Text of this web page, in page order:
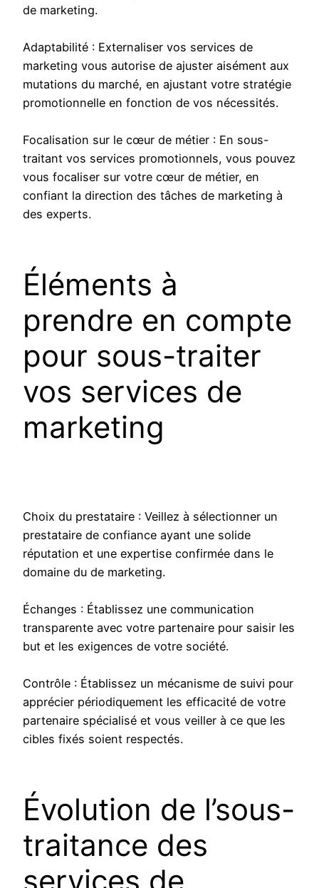
de marketing.
Adaptabilité : Externaliser vos services de
marketing vous autorise de ajuster aisément aux
mutations du marché, en ajustant votre stratégie
promotionnelle en fonction de vos nécessités.
Focalisation sur le cœur de métier : En sous-
traitant vos services promotionnels, vous pouvez
vous focaliser sur votre cœur de métier, en
confiant la direction des tâches de marketing à
des experts.
Éléments à
prendre en compte
pour sous-traiter
vos services de
marketing
Choix du prestataire : Veillez à sélectionner un
prestataire de confiance ayant une solide
réputation et une expertise confirmée dans le
domaine du de marketing.
Échanges : Établissez une communication
transparente avec votre partenaire pour saisir les
but et les exigences de votre société.
Contrôle : Établissez un mécanisme de suivi pour
apprécier périodiquement les efficacité de votre
partenaire spécialisé et vous veiller à ce que les
cibles fixés soient respectés.
Évolution de l’sous-
traitance des
services de